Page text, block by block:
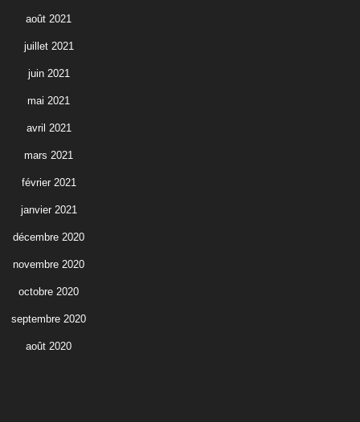
août 2021
juillet 2021
juin 2021
mai 2021
avril 2021
mars 2021
février 2021
janvier 2021
décembre 2020
novembre 2020
octobre 2020
septembre 2020
août 2020